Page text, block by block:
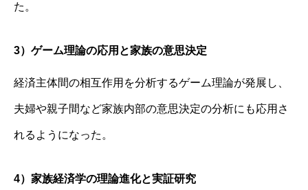
た。
3）ゲーム理論の応用と家族の意思決定
経済主体間の相互作用を分析するゲーム理論が発展し、
夫婦や親子間など家族内部の意思決定の分析にも応用さ
れるようになった。
4）家族経済学の理論進化と実証研究